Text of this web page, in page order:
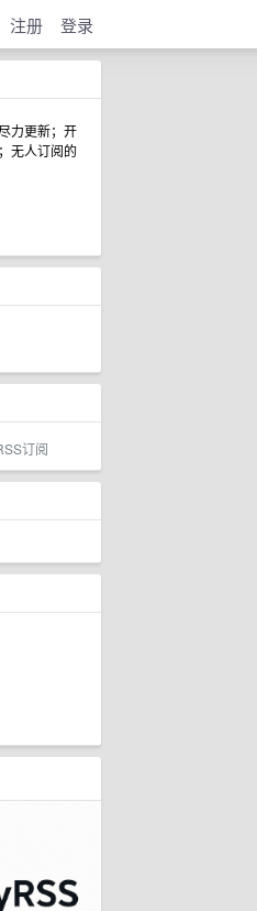
注册 登录
力更新；开
无人订阅的
订阅